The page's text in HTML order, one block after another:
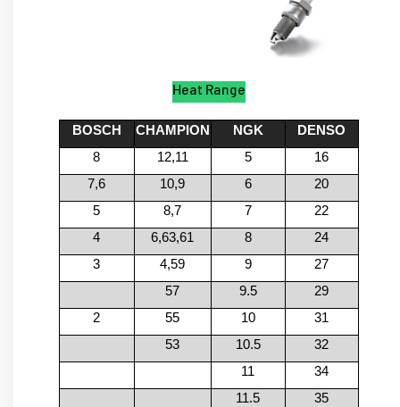
Heat Range
DENSO
NGK
CHAMPION
BOSCH
16
5
12,11
8
20
6
10,9
7,6
22
7
8,7
5
24
8
6,63,61
4
27
9
4,59
3
29
9.5
57
31
10
55
2
32
10.5
53
34
11
35
11.5